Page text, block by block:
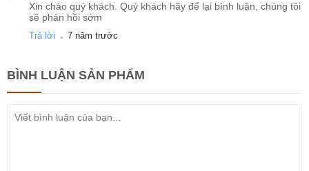
Xin chào quý khách. Quý khách hãy để lại bình luận, chúng tôi
sẽ phản hồi sớm
Trả lời . 7 năm trước
BÌNH LUẬN SẢN PHẨM